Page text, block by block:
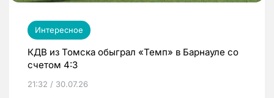
Интересное
КДВ из Томска обыграл «Темп» в Барнауле со
счетом 4:3
21:32 / 30.07.26